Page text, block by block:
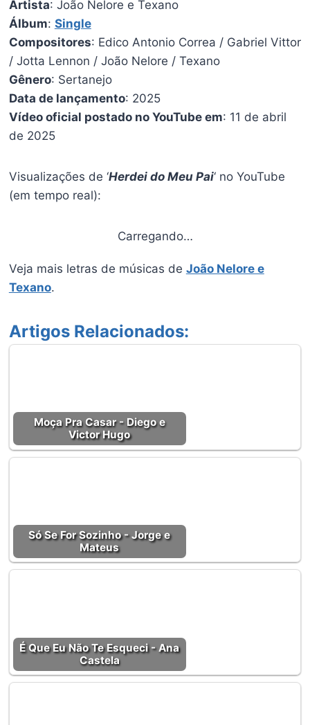
Artista: João Nelore e Texano
Álbum: Single
Compositores: Edico Antonio Correa / Gabriel Vittor
/ Jotta Lennon / João Nelore / Texano
Gênero: Sertanejo
Data de lançamento: 2025
Vídeo oficial postado no YouTube em: 11 de abril
de 2025
Visualizações de ‘Herdei do Meu Pai‘ no YouTube
(em tempo real):
Carregando…
Veja mais letras de músicas de João Nelore e
Texano.
Artigos Relacionados:
Moça Pra Casar - Diego e
Victor Hugo
Só Se For Sozinho - Jorge e
Mateus
É Que Eu Não Te Esqueci - Ana
Castela